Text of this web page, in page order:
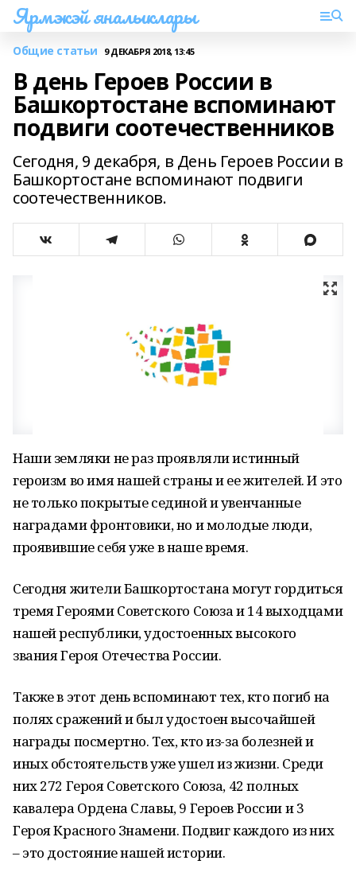
Ярмэкэй яналыклары
Общие статьи 9 ДЕКАБРЯ 2018, 13:45
В день Героев России в
Башкортостане вспоминают
подвиги соотечественников
Сегодня, 9 декабря, в День Героев России в
Башкортостане вспоминают подвиги
соотечественников.
Наши земляки не раз проявляли истинный
героизм во имя нашей страны и ее жителей. И это
не только покрытые сединой и увенчанные
наградами фронтовики, но и молодые люди,
проявившие себя уже в наше время.
Сегодня жители Башкортостана могут гордиться
тремя Героями Советского Союза и 14 выходцами
нашей республики, удостоенных высокого
звания Героя Отечества России.
Также в этот день вспоминают тех, кто погиб на
полях сражений и был удостоен высочайшей
награды посмертно. Тех, кто из-за болезней и
иных обстоятельств уже ушел из жизни. Среди
них 272 Героя Советского Союза, 42 полных
кавалера Ордена Славы, 9 Героев России и 3
Героя Красного Знамени. Подвиг каждого из них
– это достояние нашей истории.